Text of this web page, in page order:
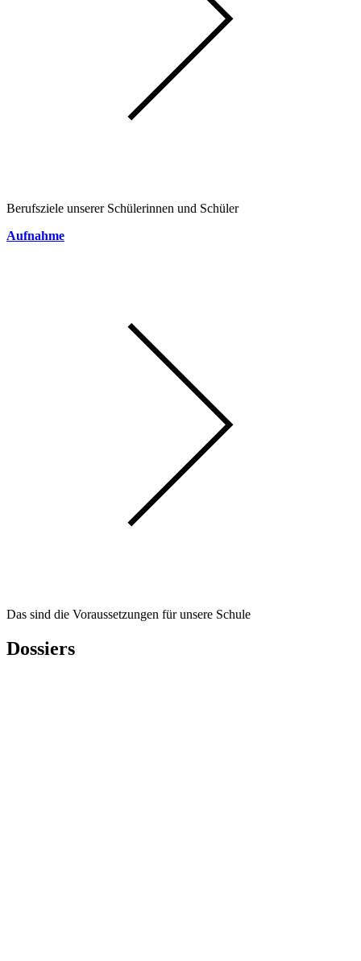
Berufsziele unserer Schülerinnen und Schüler
Aufnahme
Das sind die Voraussetzungen für unsere Schule
Dossiers